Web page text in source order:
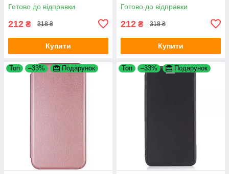
кишенею для карт Red 4you
Готово до відправки
212 ₴ 318 ₴
Купити
підставки і кишенею для карт
Black 4you
Готово до відправки
212 ₴ 318 ₴
Купити
Топ –33% Подарунок Топ –33% Подарунок